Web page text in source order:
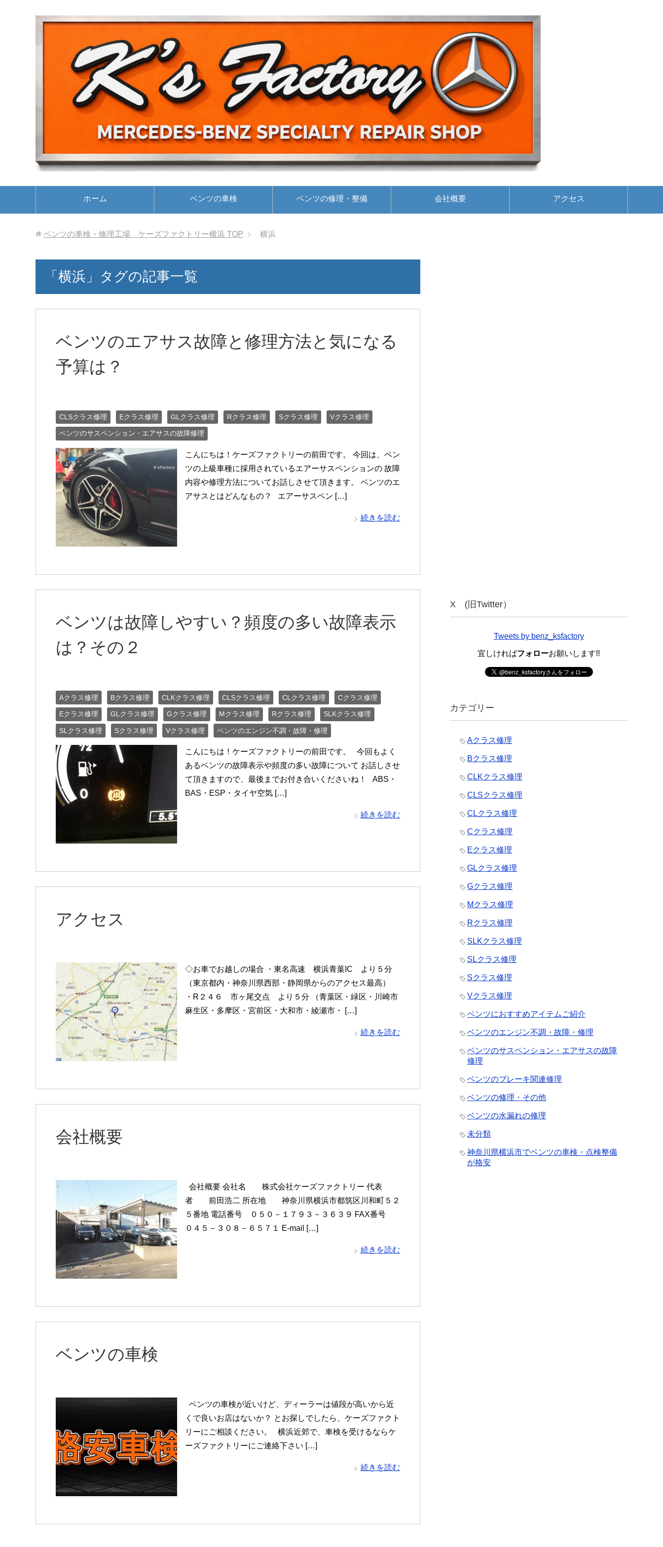
ホーム ベンツの車検 ベンツの修理・整備 会社概要 アクセス
ベンツの車検・修理工場 ケーズファクトリー横浜 TOP 横浜
「横浜」タグの記事一覧
ベンツのエアサス故障と修理方法と気になる
予算は？
CLSクラス修理 Eクラス修理 GLクラス修理 Rクラス修理 Sクラス修理 Vクラス修理
ベンツのサスペンション・エアサスの故障修理
こんにちは！ケーズファクトリーの前田です。 今回は、ベン
ツの上級車種に採用されているエアーサスペンションの 故障
内容や修理方法についてお話しさせて頂きます。 ベンツのエ
アサスとはどんなもの？ エアーサスペン […]
続きを読む
ベンツは故障しやすい？頻度の多い故障表示
は？その２
Aクラス修理 Bクラス修理 CLKクラス修理 CLSクラス修理 CLクラス修理 Cクラス修理
Eクラス修理 GLクラス修理 Gクラス修理 Mクラス修理 Rクラス修理 SLKクラス修理
SLクラス修理 Sクラス修理 Vクラス修理 ベンツのエンジン不調・故障・修理
こんにちは！ケーズファクトリーの前田です。 今回もよく
あるベンツの故障表示や頻度の多い故障について お話しさせ
て頂きますので、最後までお付き合いくださいね！ ABS・
BAS・ESP・タイヤ空気 […]
続きを読む
アクセス
◇お車でお越しの場合 ・東名高速 横浜青葉IC より５分
（東京都内・神奈川県西部・静岡県からのアクセス最高）
・R２４６ 市ヶ尾交点 より５分 （青葉区・緑区・川崎市
麻生区・多摩区・宮前区・大和市・綾瀬市・ […]
続きを読む
会社概要
会社概要 会社名 株式会社ケーズファクトリー 代表
者 前田浩二 所在地 神奈川県横浜市都筑区川和町５２
５番地 電話番号 ０５０－１７９３－３６３９ FAX番号
０４５－３０８－６５７１ E-mail […]
続きを読む
ベンツの車検
ベンツの車検が近いけど、ディーラーは値段が高いから近
くで良いお店はないか？ とお探しでしたら、ケーズファクト
リーにご相談ください。 横浜近郊で、車検を受けるならケ
ーズファクトリーにご連絡下さい […]
続きを読む
X (旧Twitter）
Tweets by benz_ksfactory
宜しければフォローお願いします!!
カテゴリー
Aクラス修理
Bクラス修理
CLKクラス修理
CLSクラス修理
CLクラス修理
Cクラス修理
Eクラス修理
GLクラス修理
Gクラス修理
Mクラス修理
Rクラス修理
SLKクラス修理
SLクラス修理
Sクラス修理
Vクラス修理
ベンツにおすすめアイテムご紹介
ベンツのエンジン不調・故障・修理
ベンツのサスペンション・エアサスの故障
修理
ベンツのブレーキ関連修理
ベンツの修理・その他
ベンツの水漏れの修理
未分類
神奈川県横浜市でベンツの車検・点検整備
が格安